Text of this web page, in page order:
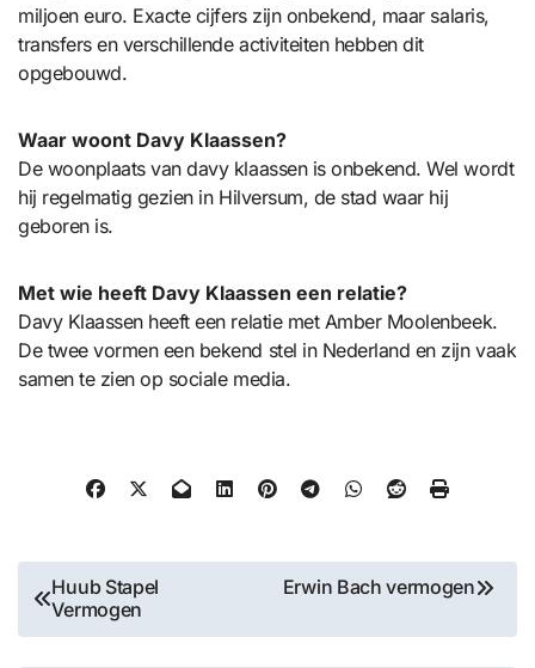
miljoen euro. Exacte cijfers zijn onbekend, maar salaris,
transfers en verschillende activiteiten hebben dit
opgebouwd.
Waar woont Davy Klaassen?
De woonplaats van davy klaassen is onbekend. Wel wordt
hij regelmatig gezien in Hilversum, de stad waar hij
geboren is.
Met wie heeft Davy Klaassen een relatie?
Davy Klaassen heeft een relatie met Amber Moolenbeek.
De twee vormen een bekend stel in Nederland en zijn vaak
samen te zien op sociale media.
Bericht
navigatie
Huub Stapel
Vermogen
Erwin Bach vermogen